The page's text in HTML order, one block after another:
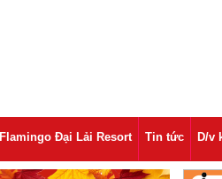
Flamingo Đại Lải Resort Tin tức D/v